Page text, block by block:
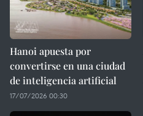
Hanoi apuesta por
convertirse en una ciudad
de inteligencia artificial
17/07/2026 00:30